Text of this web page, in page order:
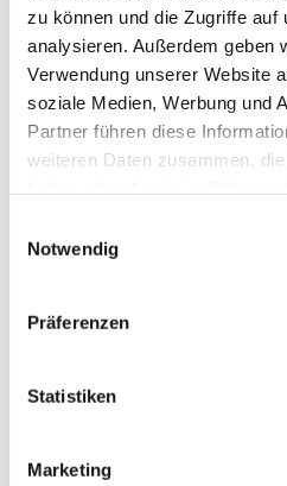
zu können und die Zugriffe auf
analysieren. Außerdem geben
Verwendung unserer Website
soziale Medien, Werbung und
Partner führen diese
weiteren Daten zusammen,
unsererDatenschutzerklärung
Notwendig
Präferenzen
Statistiken
Marketing
SCHREIBE EINEN KOMMENTAR